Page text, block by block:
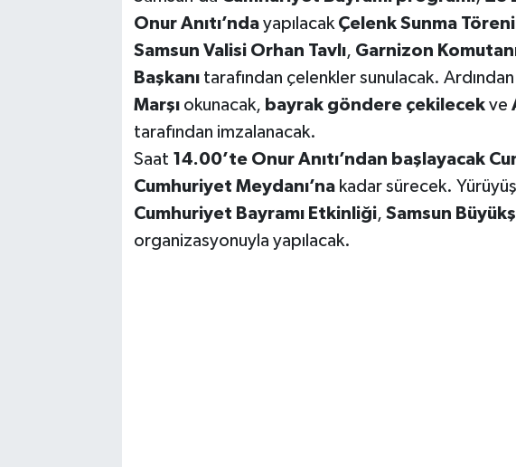
Onur Anıtı’ndayapılacak Çelenk Sunma Töreni
Samsun Valisi Orhan Tavlı, Garnizon
Başkanıtarafından çelenkler sunulacak. Ardından
Marşıokunacak, bayrak göndere çekilecekve
tarafından imzalanacak.
Saat 14.00’te Onur Anıtı’ndan başlayacak
Cumhuriyet Meydanı’nakadar sürecek.
Cumhuriyet Bayramı Etkinliği, Samsun
organizasyonuyla yapılacak.